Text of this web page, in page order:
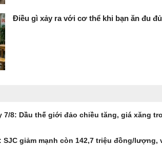
Điều gì xảy ra với cơ thể khi bạn ăn đu
7/8: Dầu thế giới đảo chiều tăng, giá xăng
SJC giảm mạnh còn 142,7 triệu đồng/